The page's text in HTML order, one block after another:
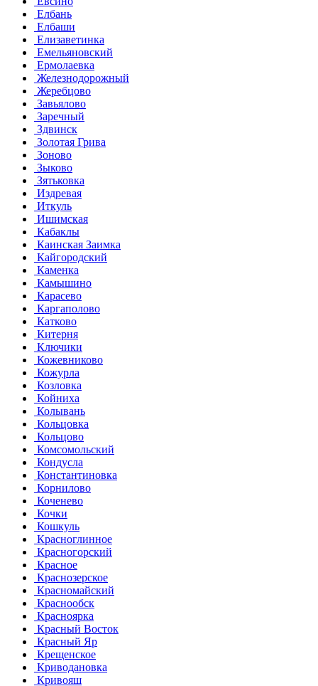
Елбань
Елбаши
Елизаветинка
Емельяновский
Ермолаевка
Железнодорожный
Жеребцово
Завьялово
Заречный
Здвинск
Золотая Грива
Зоново
Зыково
Зятьковка
Издревая
Иткуль
Ишимская
Кабаклы
Каинская Заимка
Кайгородский
Каменка
Камышино
Карасево
Каргаполово
Катково
Китерня
Ключики
Кожевниково
Кожурла
Козловка
Койниха
Колывань
Кольцовка
Кольцово
Комсомольский
Кондусла
Константиновка
Корнилово
Коченево
Кочки
Кошкуль
Красноглинное
Красногорский
Красное
Краснозерское
Красномайский
Краснообск
Красноярка
Красный Восток
Красный Яр
Крещенское
Криводановка
Кривояш